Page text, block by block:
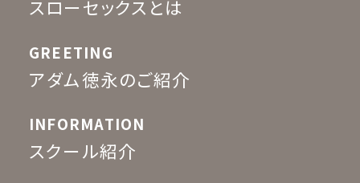
スローセックスとは
GREETING
アダム徳永のご紹介
INFORMATION
スクール紹介